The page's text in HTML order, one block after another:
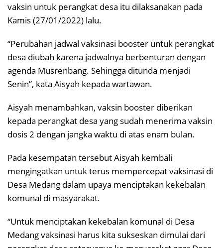
vaksin untuk perangkat desa itu dilaksanakan pada
Kamis (27/01/2022) lalu.
“Perubahan jadwal vaksinasi booster untuk perangkat
desa diubah karena jadwalnya berbenturan dengan
agenda Musrenbang. Sehingga ditunda menjadi
Senin”, kata Aisyah kepada wartawan.
Aisyah menambahkan, vaksin booster diberikan
kepada perangkat desa yang sudah menerima vaksin
dosis 2 dengan jangka waktu di atas enam bulan.
Pada kesempatan tersebut Aisyah kembali
mengingatkan untuk terus mempercepat vaksinasi di
Desa Medang dalam upaya menciptakan kekebalan
komunal di masyarakat.
“Untuk menciptakan kekebalan komunal di Desa
Medang vaksinasi harus kita sukseskan dimulai dari